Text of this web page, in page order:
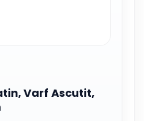
Varf Ascutit,